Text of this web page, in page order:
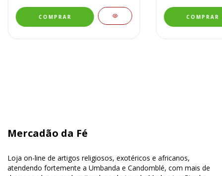
Mercadão da Fé
Loja on-line de artigos religiosos, exotéricos e africanos,
atendendo fortemente a Umbanda e Candomblé, com mais de